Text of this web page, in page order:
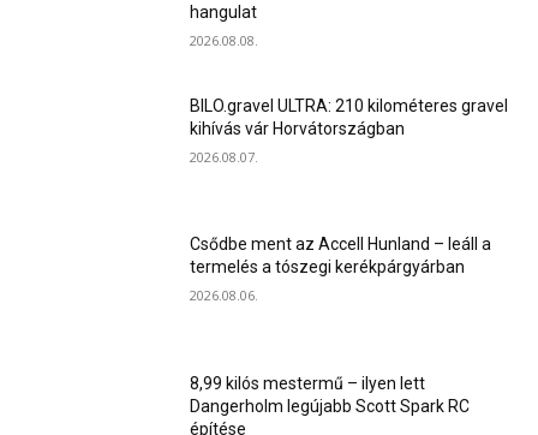
hangulat
2026.08.08.
BILO.gravel ULTRA: 210 kilométeres gravel
kihívás vár Horvátországban
2026.08.07.
Csődbe ment az Accell Hunland – leáll a
termelés a tószegi kerékpárgyárban
2026.08.06.
8,99 kilós mestermű – ilyen lett
Dangerholm legújabb Scott Spark RC
építése